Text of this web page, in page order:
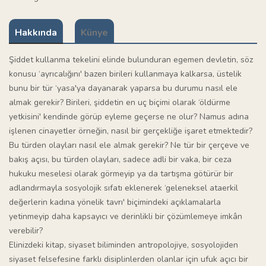
Hakkında Künye
Şiddet kullanma tekelini elinde bulunduran egemen devletin, söz
konusu ‘ayrıcalığını' bazen birileri kullanmaya kalkarsa, üstelik
bunu bir tür ‘yasa'ya dayanarak yaparsa bu durumu nasıl ele
almak gerekir? Birileri, şiddetin en uç biçimi olarak ‘öldürme
yetkisini' kendinde görüp eyleme geçerse ne olur? Namus adına
işlenen cinayetler örneğin, nasıl bir gerçekliğe işaret etmektedir?
Bu türden olayları nasıl ele almak gerekir? Ne tür bir çerçeve ve
bakış açısı, bu türden olayları, sadece adli bir vaka, bir ceza
hukuku meselesi olarak görmeyip ya da tartışma götürür bir
adlandırmayla sosyolojik sıfatı eklenerek ‘geleneksel ataerkil
değerlerin kadına yönelik tavrı' biçimindeki açıklamalarla
yetinmeyip daha kapsayıcı ve derinlikli bir çözümlemeye imkân
verebilir?
Elinizdeki kitap, siyaset biliminden antropolojiye, sosyolojiden
siyaset felsefesine farklı disiplinlerden olanlar için ufuk açıcı bir